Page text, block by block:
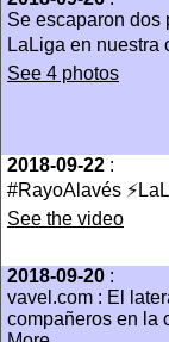
Se escaparon dos
LaLiga en nuestra
See 4 photos
2018-09-22 :
#RayoAlavés
See the video
2018-09-20 :
vavel.com : El
compañeros en la